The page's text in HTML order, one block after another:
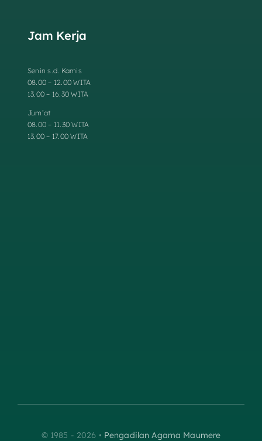
Jam Kerja
Senin s.d. Kamis
08.00 – 12.00 WITA
13.00 – 16.30 WITA
Jum’at
08.00 – 11.30 WITA
13.00 – 17.00 WITA
© 1985 - 2026 • Pengadilan Agama Maumere